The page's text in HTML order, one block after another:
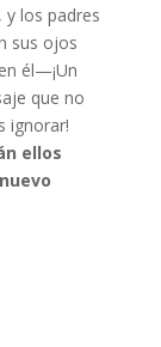
y los padres
sus ojos
él—¡Un
que no
ignorar!
ellos